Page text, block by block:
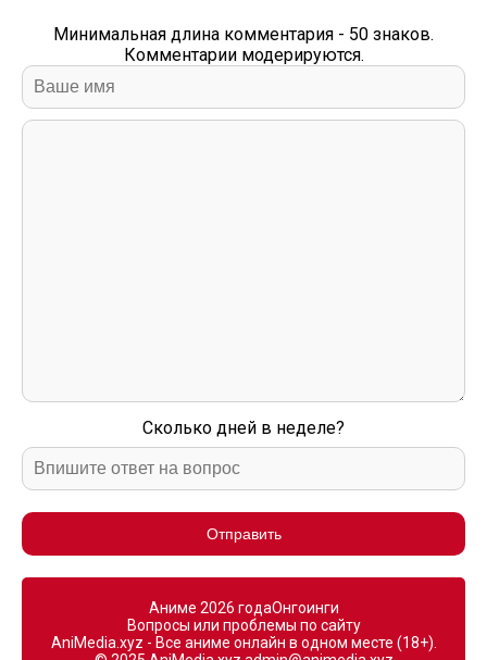
Минимальная длина комментария - 50 знаков.
Комментарии модерируются.
Сколько дней в неделе?
Отправить
Аниме 2026 годаОнгоинги
Вопросы или проблемы по сайту
AniMedia.xyz - Все аниме онлайн в одном месте (18+).